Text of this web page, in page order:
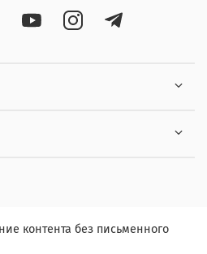
контента без письменного